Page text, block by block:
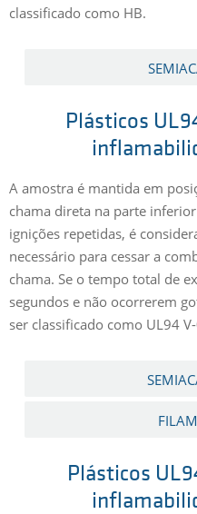
classificado como HB.
Plásticos
A amostra é mantida em
chama direta na parte
ignições repetidas, é
necessário para cessar a
chama. Se o tempo total de
segundos e não ocorrerem
ser classificado como UL94
Plásticos